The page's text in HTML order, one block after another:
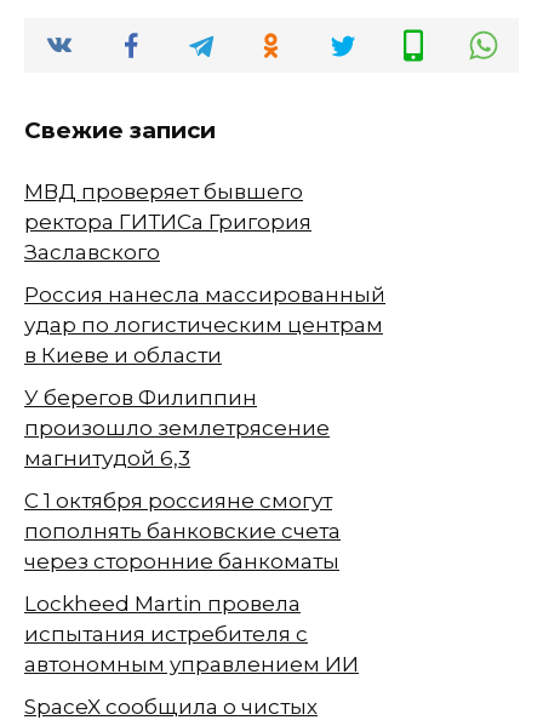
Свежие записи
МВД проверяет бывшего
ректора ГИТИСа Григория
Заславского
Россия нанесла массированный
удар по логистическим центрам
в Киеве и области
У берегов Филиппин
произошло землетрясение
магнитудой 6,3
С 1 октября россияне смогут
пополнять банковские счета
через сторонние банкоматы
Lockheed Martin провела
испытания истребителя с
автономным управлением ИИ
SpaceX сообщила о чистых